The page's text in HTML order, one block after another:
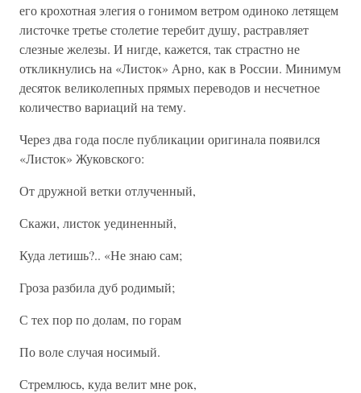
его крохотная элегия о гонимом ветром одиноко летящем
листочке третье столетие теребит душу, растравляет
слезные железы. И нигде, кажется, так страстно не
откликнулись на «Листок» Арно, как в России. Минимум
десяток великолепных прямых переводов и несчетное
количество вариаций на тему.
Через два года после публикации оригинала появился
«Листок» Жуковского:
От дружной ветки отлученный,
Скажи, листок уединенный,
Куда летишь?.. «Не знаю сам;
Гроза разбила дуб родимый;
С тех пор по долам, по горам
По воле случая носимый.
Стремлюсь, куда велит мне рок,